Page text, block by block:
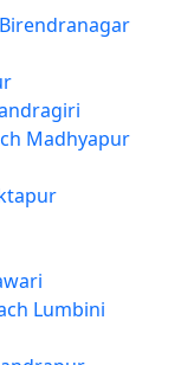
Madhyapur
Lumbini